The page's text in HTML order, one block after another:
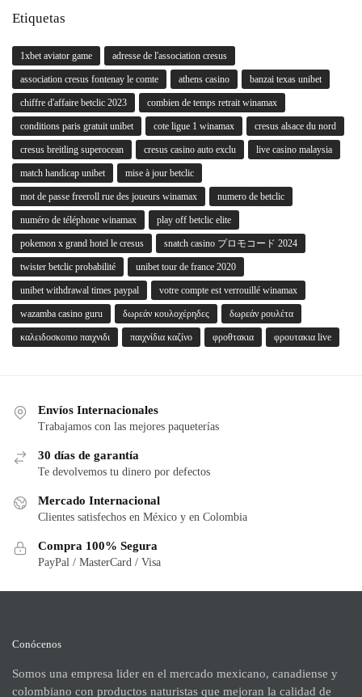
Etiquetas
1xbet aviator game adresse de l'association cresus
association cresus fontenay le comte athens casino banzai texas unibet
chiffre d'affaire betclic 2023 combien de temps retrait winamax
conditions paris gratuit unibet cote ligue 1 winamax cresus alsace du nord
cresus breitling superocean cresus casino auto exclu live casino malaysia
match handicap unibet mise à jour betclic
mot de passe freeroll rue des joueurs winamax numero de betclic
numéro de téléphone winamax play off betclic elite
pokemon x grand hotel le cresus snatch casino プロモコード 2024
twister betclic probabilité unibet tour de france 2020
unibet withdrawal times paypal votre compte est verrouillé winamax
wazamba casino guru δωρεάν κουλοχέρηδες δωρεάν ρουλέτα
καλειδοσκοπιο παιχνιδι παιχνίδια καζίνο φροθτακια φρουτακια live
Envíos Internacionales
Trabajamos con las mejores paqueterías
30 días de garantía
Te devolvemos tu dinero por defectos
Mercado Internacional
Clientes satisfechos en México y en Colombia
Compra 100% Segura
PayPal / MasterCard / Visa
Conócenos
Somos una empresa lider en el mercado mexicano, canadiense y
colombiano con productos naturistas que mejoran la calidad de